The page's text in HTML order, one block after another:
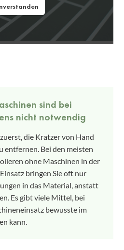
sind bei
nicht notwendig
die Kratzer von Hand
entfernen. Bei den meisten
ohne Maschinen in der
bringen Sie oft nur
in das Material, anstatt
Es gibt viele Mittel, bei
bewusste im
kann.